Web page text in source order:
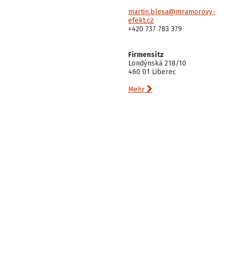
martin.blesa@mramorovy-
efekt.cz
+420 737 783 379
Firmensitz
Londýnská 218/10
460 01 Liberec
Mehr 